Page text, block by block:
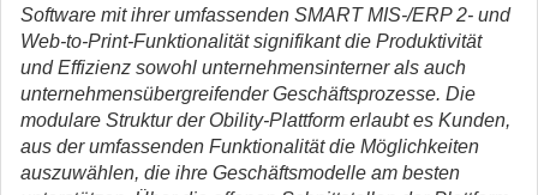
Software mit ihrer umfassenden SMART MIS-/ERP 2- und
Web-to-Print-Funktionalität signifikant die Produktivität
und Effizienz sowohl unternehmensinterner als auch
unternehmensübergreifender Geschäftsprozesse. Die
modulare Struktur der Obility-Plattform erlaubt es Kunden,
aus der umfassenden Funktionalität die Möglichkeiten
auszuwählen, die ihre Geschäftsmodelle am besten